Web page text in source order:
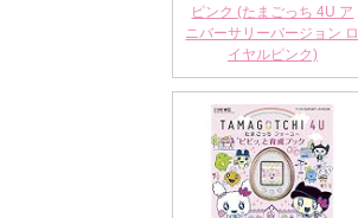
ピンク (たまごっち 4U ア
ニバーサリーバージョン ロ
イヤルピンク)